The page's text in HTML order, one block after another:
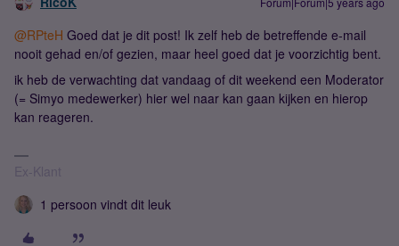
@RPteH Goed dat je dit post! Ik zelf heb de betreffende e-mail
nooit gehad en/of gezien, maar heel goed dat je voorzichtig bent.
ik heb de verwachting dat vandaag of dit weekend een Moderator
(= Simyo medewerker) hier wel naar kan gaan kijken en hierop
kan reageren.
Ex-Klant
1 persoon vindt dit leuk